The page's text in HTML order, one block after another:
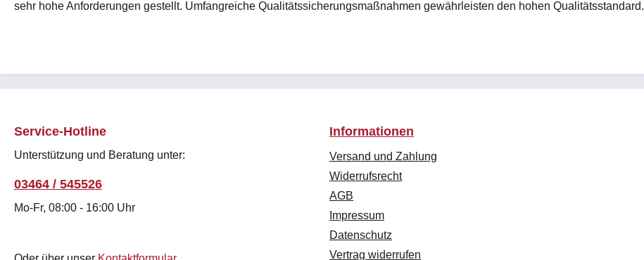
sehr hohe Anforderungen gestellt. Umfangreiche Qualitätssicherungsmaßnahmen gewährleisten den hohen Qualitätsstandard.
Service-Hotline
Unterstützung und Beratung unter:
03464 / 545526
Mo-Fr, 08:00 - 16:00 Uhr
Informationen
Versand und Zahlung
Widerrufsrecht
AGB
Impressum
Datenschutz
Vertrag widerrufen